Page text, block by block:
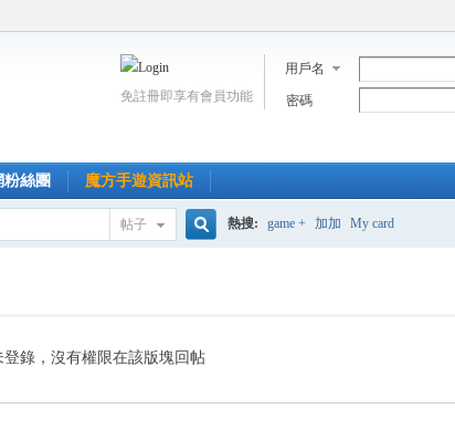
用戶名
密碼
免註冊即享有會員功能
粉絲團 魔方手遊資訊站
帖子
索
熱搜: game + 加加 My card
錄，沒有權限在該版塊回帖